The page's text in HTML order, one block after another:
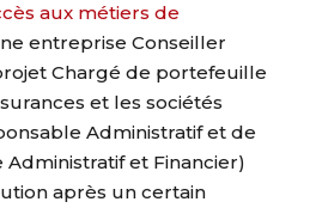
aux métiers de
entreprise Conseiller
Chargé de portefeuille
et les sociétés
Administratif et de
Administratif et Financier)
après un certain